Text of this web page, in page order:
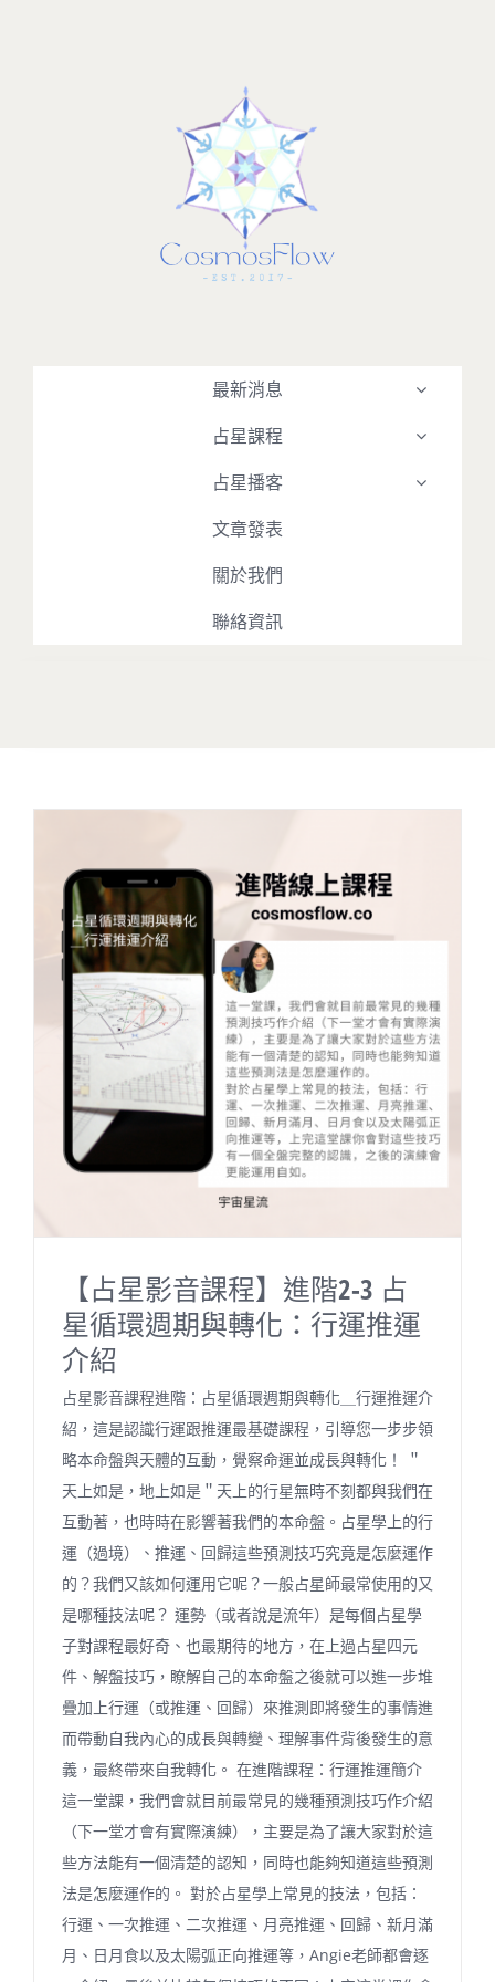
最新消息
占星課程
占星播客
文章發表
關於我們
聯絡資訊
占星播客
文章發表
關於我們
聯絡資訊
【占星影音課程】進階2-3 占
星循環週期與轉化：行運推運
介紹
占星影音課程進階：占星循環週期與轉化＿行運推運介
紹，這是認識行運跟推運最基礎課程，引導您一步步領
略本命盤與天體的互動，覺察命運並成長與轉化！ ＂
天上如是，地上如是＂天上的行星無時不刻都與我們在
互動著，也時時在影響著我們的本命盤。占星學上的行
運（過境）、推運、回歸這些預測技巧究竟是怎麼運作
的？我們又該如何運用它呢？一般占星師最常使用的又
是哪種技法呢？ 運勢（或者說是流年）是每個占星學
子對課程最好奇、也最期待的地方，在上過占星四元
件、解盤技巧，瞭解自己的本命盤之後就可以進一步堆
疊加上行運（或推運、回歸）來推測即將發生的事情進
而帶動自我內心的成長與轉變、理解事件背後發生的意
義，最終帶來自我轉化。 在進階課程：行運推運簡介
這一堂課，我們會就目前最常見的幾種預測技巧作介紹
（下一堂才會有實際演練），主要是為了讓大家對於這
些方法能有一個清楚的認知，同時也能夠知道這些預測
法是怎麼運作的。 對於占星學上常見的技法，包括：
行運、一次推運、二次推運、月亮推運、回歸、新月滿
月、日月食以及太陽弧正向推運等，Angie老師都會逐